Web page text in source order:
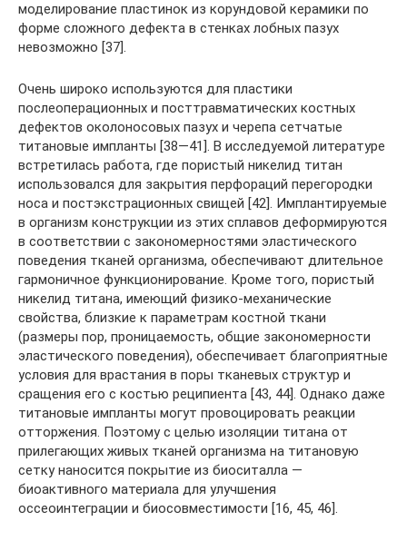
моделирование пластинок из корундовой керамики по
форме сложного дефекта в стенках лобных пазух
невозможно [37].
Очень широко используются для пластики
послеоперационных и посттравматических костных
дефектов околоносовых пазух и черепа сетчатые
титановые импланты [38—41]. В исследуемой литературе
встретилась работа, где пористый никелид титан
использовался для закрытия перфораций перегородки
носа и постэкстрационных свищей [42]. Имплантируемые
в организм конструкции из этих сплавов деформируются
в соответствии с закономерностями эластического
поведения тканей организма, обеспечивают длительное
гармоничное функционирование. Кроме того, пористый
никелид титана, имеющий физико-механические
свойства, близкие к параметрам костной ткани
(размеры пор, проницаемость, общие закономерности
эластического поведения), обеспечивает благоприятные
условия для врастания в поры тканевых структур и
сращения его с костью реципиента [43, 44]. Однако даже
титановые импланты могут провоцировать реакции
отторжения. Поэтому с целью изоляции титана от
прилегающих живых тканей организма на титановую
сетку наносится покрытие из биоситалла —
биоактивного материала для улучшения
оссеоинтеграции и биосовместимости [16, 45, 46].